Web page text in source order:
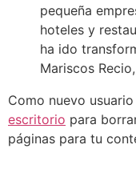
pequeña
hoteles y
ha ido
Mariscos
Como nuevo
escritorio para
páginas para tu